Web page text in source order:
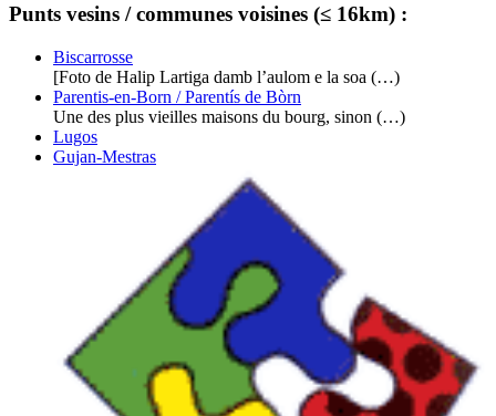
Punts vesins / communes voisines (≤ 16km) :
Biscarrosse
[Foto de Halip Lartiga damb l’aulom e la soa (…)
Parentis-en-Born / Parentís de Bòrn
Une des plus vieilles maisons du bourg, sinon (…)
Lugos
Gujan-Mestras